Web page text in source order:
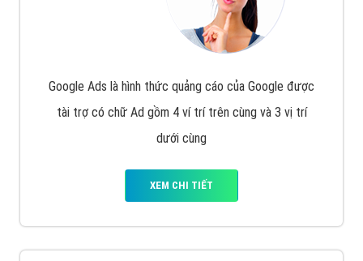
Google Ads là hình thức quảng cáo của Google được
tài trợ có chữ Ad gồm 4 ví trí trên cùng và 3 vị trí
dưới cùng
XEM CHI TIẾT